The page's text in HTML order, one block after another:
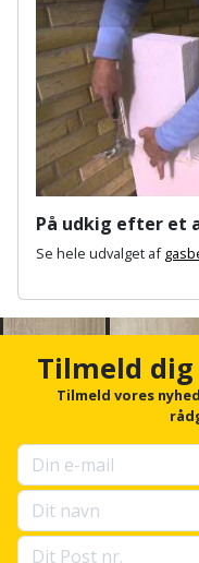
Vinduer
WinWin
plader
Saks
Sav
Savbuk
Savklinge
Skraber
Skruetrækker
Skruetvinge
Smøring
og
rustopløser
Klippeværktøj
Kombokit
Kompressor
Lader
Ligesliber
Linjelaser
Loddekolbe
Måleinstrumenter
Malersprøjte
Køkkenudstyr
Leg
Lommelygte
Merchandise
Mobiltilbehør
Personlig
pleje
Plantekasser
Postkasse
Postkassestander
På udkig efter et
Se hele udvalget af
c
r
u
p
s
e
Tilmeld
Tilmeld vores